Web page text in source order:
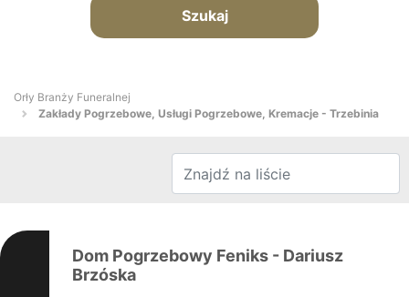
Szukaj
Orły Branży Funeralnej
Zakłady Pogrzebowe, Usługi Pogrzebowe, Kremacje - Trzebinia
Dom Pogrzebowy Feniks - Dariusz
Brzóska